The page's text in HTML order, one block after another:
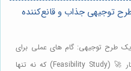
توجیهی جذاب و قانع‌کننده
طرح توجیهی: گام های عملی برای
موفقیت در راه اندازی کسب و کار 🚀 (Feasibility Study) که نه تنها